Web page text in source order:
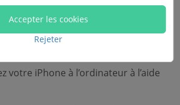
votre iPhone à l’ordinateur à l’aide
Accepter les cookies
Rejeter